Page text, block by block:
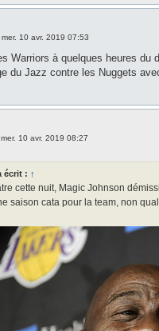
mer. 10 avr. 2019 07:53
Warriors à quelques heures
du Jazz contre les Nuggets
mer. 10 avr. 2019 08:27
écrit : ↑
cette nuit, Magic Johnson
saison cata pour la team, non